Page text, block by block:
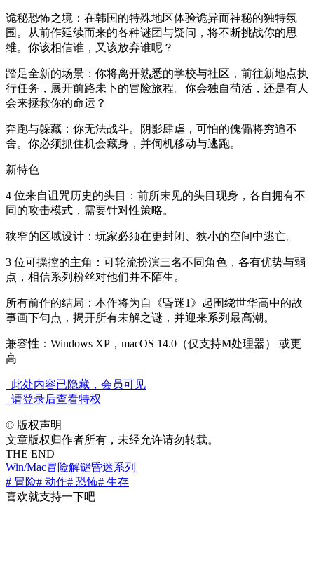
诡秘恐怖之境：在韩国的特殊地区体验诡异而神秘的独特氛
围。从前作延续而来的各种谜团与疑问，将不断挑战你的思
维。你该相信谁，又该放弃谁呢？
踏足全新的场景：你将离开熟悉的学校与社区，前往新地点执
行任务，展开前路未卜的冒险旅程。你会独自苟活，还是有人
会来拯救你的命运？
奔跑与躲藏：你无法战斗。阴影肆虐，可怕的傀儡将穷追不
舍。你必须抓住机会藏身，并伺机移动与逃跑。
新特色
4 位来自诅咒历史的头目：前所未见的头目现身，各自拥有不
同的攻击模式，需要针对性策略。
狭窄的区域设计：玩家必须在更封闭、狭小的空间中逃亡。
3 位可操控的主角：可轮流扮演三名不同角色，各有优势与弱
点，相信系列粉丝对他们并不陌生。
所有前作的结局：本作将为自《昏迷1》起围绕世华高中的故
事画下句点，揭开所有未解之谜，并迎来系列最高潮。
兼容性：Windows XP，macOS 14.0（仅支持M处理器） 或更
高
此处内容已隐藏，会员可见
请登录后查看特权
© 版权声明
文章版权归作者所有，未经允许请勿转载。
THE END
Win/Mac冒险解谜昏迷系列
# 冒险# 动作# 恐怖# 生存
喜欢就支持一下吧